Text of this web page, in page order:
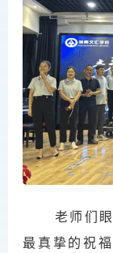
老师们眼
最真挚的祝